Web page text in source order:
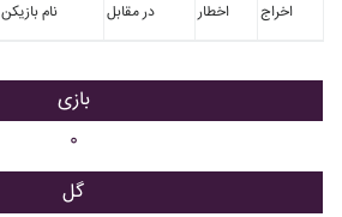
نام بازیکن در مقابل اخطار اخراج
بازی
۰
گل